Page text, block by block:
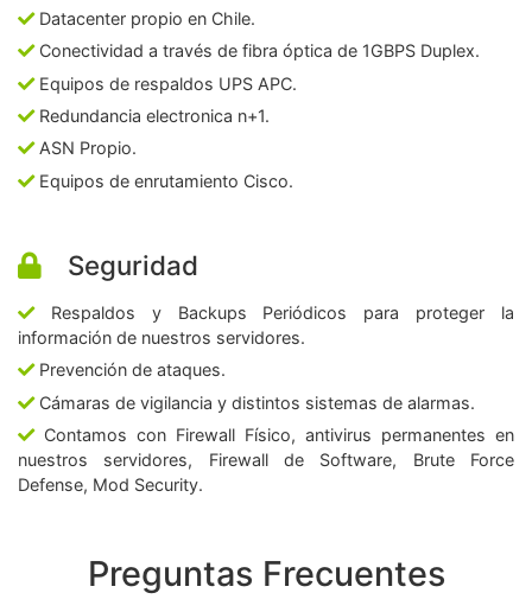
Datacenter propio en Chile.
Conectividad a través de fibra óptica de 1GBPS Duplex.
Equipos de respaldos UPS APC.
Redundancia electronica n+1.
ASN Propio.
Equipos de enrutamiento Cisco.
Seguridad
Respaldos y Backups Periódicos para proteger la
información de nuestros servidores.
Prevención de ataques.
Cámaras de vigilancia y distintos sistemas de alarmas.
Contamos con Firewall Físico, antivirus permanentes en
nuestros servidores, Firewall de Software, Brute Force
Defense, Mod Security.
Preguntas Frecuentes